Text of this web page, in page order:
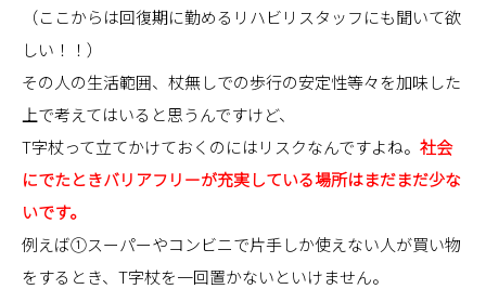
（ここからは回復期に勤めるリハビリスタッフにも聞いて欲
しい！！）
その人の生活範囲、杖無しでの歩行の安定性等々を加味した
上で考えてはいると思うんですけど、
T字杖って立てかけておくのにはリスクなんですよね。 社会
にでたときバリアフリーが充実している場所はまだまだ少な
いです。
例えば①スーパーやコンビニで片手しか使えない人が買い物
をするとき、T字杖を一回置かないといけません。